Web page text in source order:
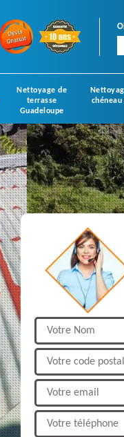
Nettoyage de
terrasse
Guadeloupe